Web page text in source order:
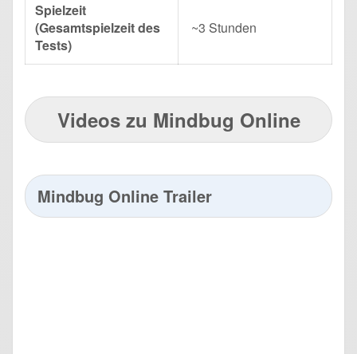
Spielzeit
(Gesamtspielzeit des
Tests)
~3 Stunden
Videos zu Mindbug Online
Mindbug Online Trailer